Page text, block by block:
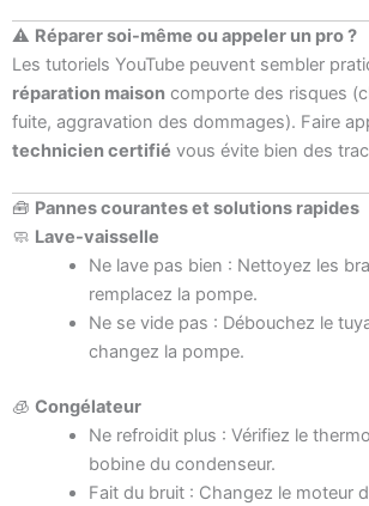
⚠️ Réparer soi-même ou appeler un pro ?
Les tutoriels YouTube peuvent sembler
réparation maison comporte des risques
fuite, aggravation des dommages). Faire
technicien certifié vous évite bien des
🧰 Pannes courantes et solutions rapides
🧼 Lave-vaisselle
Ne lave pas bien : Nettoyez les
remplacez la pompe.
Ne se vide pas : Débouchez le
changez la pompe.
🧊 Congélateur
Ne refroidit plus : Vérifiez le
bobine du condenseur.
Fait du bruit : Changez le moteur